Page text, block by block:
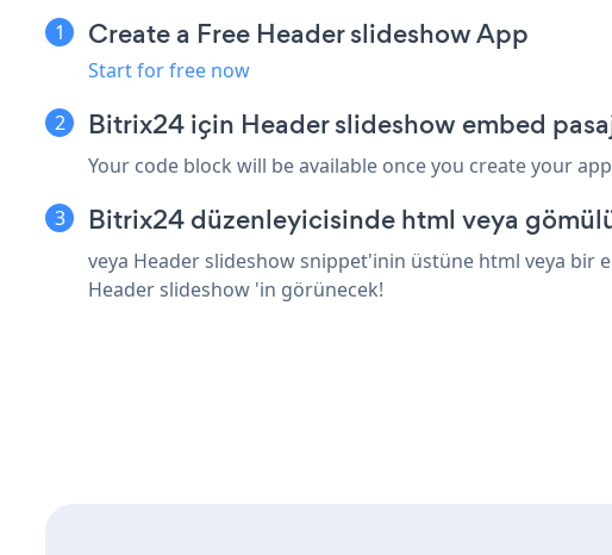
Create a Free Header slideshow App
Start for free now
Bitrix24 için Header slideshow embed
Your code block will be available once you create your app
Bitrix24 düzenleyicisinde html veya
veya Header slideshow snippet'inin üstüne html veya bir
Header slideshow 'in görünecek!